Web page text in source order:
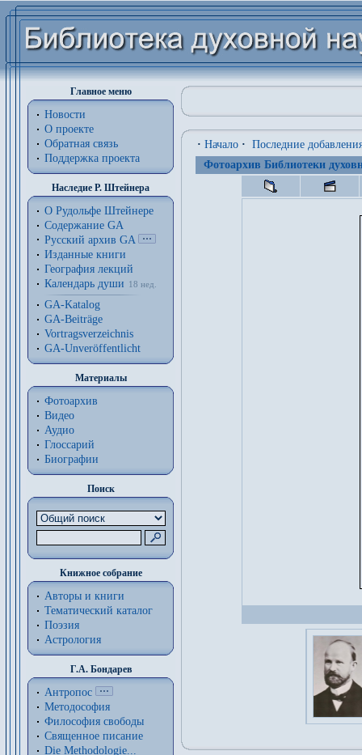
Главное меню
Новости
О проекте
Обратная связь
Поддержка проекта
Наследие Р. Штейнера
О Рудольфе Штейнере
Содержание GA
Русский архив GA
Изданные книги
География лекций
Календарь души
18 нед.
GA-Katalog
GA-Beiträge
Vortragsverzeichnis
GA-Unveröffentlicht
Материалы
Фотоархив
Видео
Аудио
Глоссарий
Биографии
Поиск
Книжное собрание
Авторы и книги
Тематический каталог
Поэзия
Астрология
Г.А. Бондарев
Антропос
Методософия
Философия cвободы
Священное писание
Die Methodologie...
· Начало · Последние
Фотоархив Библиотеки